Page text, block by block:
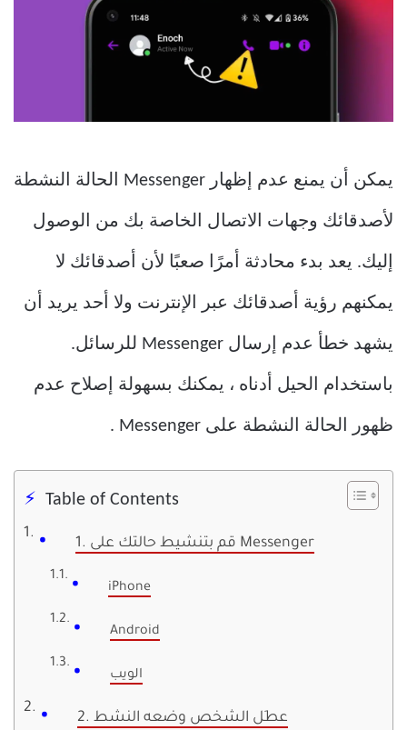
يمكن أن يمنع عدم إظهار Messenger الحالة النشطة
لأصدقائك وجهات الاتصال الخاصة بك من الوصول
إليك. يعد بدء محادثة أمرًا صعبًا لأن أصدقائك لا
يمكنهم رؤية أصدقائك عبر الإنترنت ولا أحد يريد أن
يشهد خطأ عدم إرسال Messenger للرسائل.
باستخدام الحيل أدناه ، يمكنك بسهولة إصلاح عدم
ظهور الحالة النشطة على Messenger .
Table of Contents
1. قم بتنشيط حالتك على Messenger
iPhone
Android
الويب
2. عطَل الشخص وضعه النشط